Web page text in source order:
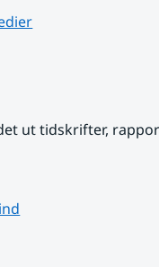
ut tidskrifter,